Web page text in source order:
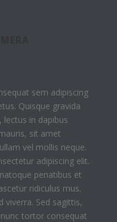
sem adipiscing
Quisque gravida
in dapibus
sit amet
vel mollis neque.
adipiscing elit.
penatibus et
ridiculus mus.
viverra. Sed sagittis,
tortor consequat